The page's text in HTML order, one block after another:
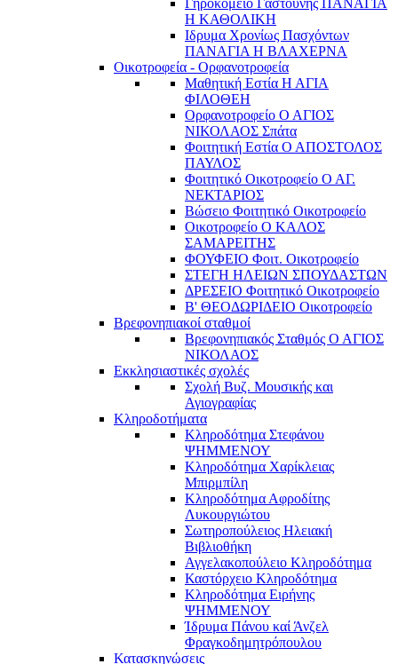
Η ΚΑΘΟΛΙΚΗ
Ιδρυμα Χρονίως Πασχόντων
ΠΑΝΑΓΙΑ Η ΒΛΑΧΕΡΝΑ
Οικοτροφεία - Ορφανοτροφεία
Μαθητική Εστία Η ΑΓΙΑ
ΦΙΛΟΘΕΗ
Ορφανοτροφείο Ο ΑΓΙΟΣ
ΝΙΚΟΛΑΟΣ Σπάτα
Φοιτητική Εστία Ο ΑΠΟΣΤΟΛΟΣ
ΠΑΥΛΟΣ
Φοιτητικό Οικοτροφείο Ο ΑΓ.
ΝΕΚΤΑΡΙΟΣ
Βώσειο Φοιτητικό Οικοτροφείο
Οικοτροφείο Ο ΚΑΛΟΣ
ΣΑΜΑΡΕΙΤΗΣ
ΦΟΥΦΕΙΟ Φοιτ. Οικοτροφείο
ΣΤΕΓΗ ΗΛΕΙΩΝ ΣΠΟΥΔΑΣΤΩΝ
ΔΡΕΣΕΙΟ Φοιτητικό Οικοτροφείο
Β' ΘΕΟΔΩΡΙΔΕΙΟ Οικοτροφείο
Βρεφονηπιακοί σταθμοί
Βρεφονηπιακός Σταθμός Ο ΑΓΙΟΣ
ΝΙΚΟΛΑΟΣ
Εκκλησιαστικές σχολές
Σχολή Βυζ. Μουσικής και
Αγιογραφίας
Κληροδοτήματα
Κληροδότημα Στεφάνου
ΨΗΜΜΕΝΟΥ
Κληροδότημα Χαρίκλειας
Μπιρμπίλη
Κληροδότημα Αφροδίτης
Λυκουργιώτου
Σωτηροπούλειος Ηλειακή
Βιβλιοθήκη
Αγγελακοπούλειο Κληροδότημα
Καστόρχειο Κληροδότημα
Κληροδότημα Ειρήνης
ΨΗΜΜΕΝΟΥ
Ίδρυμα Πάνου καί Άνζελ
Φραγκοδημητρόπουλου
Κατασκηνώσεις